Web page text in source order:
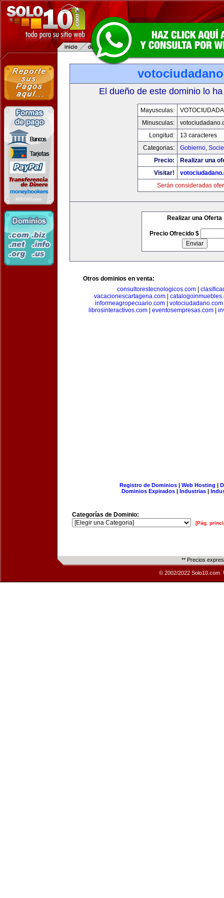
El dueño de este dominio lo
Mayusculas:
Minusculas:
Longitud:
13 caracteres
Categorias:
Gobierno,
Precio:
Realizar una
Visitar!
Serán consideradas
Realizar una Oferta
Precio Ofrecido $
Otros dominios en venta:
consultorestecnologicos.com
vacacionescartagena.com
informeagropecuario.com| votociudadano.com
librosinteractivos.com| eventosempresas.com|
Registro de Dominios| Web Hosting |
Dominios Expirados | Industrias |
Categorías de Dominio:
[Pág.
** Precios
© 2002/2022 Solo10.com